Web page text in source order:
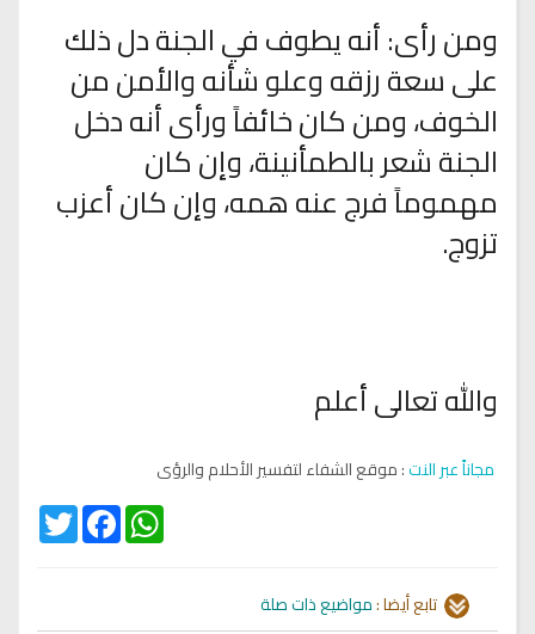
ومن رأى: أنه يطوف في الجنة دل ذلك
على سعة رزقه وعلو شأنه والأمن من
الخوف، ومن كان خائفاً ورأى أنه دخل
الجنة شعر بالطمأنينة، وإن كان
مهموماً فرج عنه همه، وإن كان أعزب
تزوج.
والله تعالى أعلم
مجاناً عبر النت: موقع الشفاء لتفسير الأحلام والرؤى
Twitter
FacebookWhatsApp
تابع أيضا :مواضيع ذات صلة